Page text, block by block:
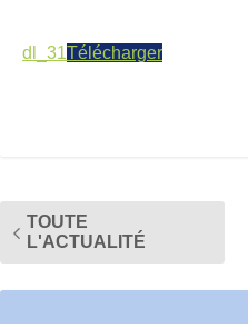
dl_31Télécharger
TOUTE
L'ACTUALITÉ